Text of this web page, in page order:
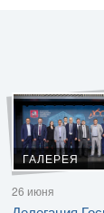
ГАЛЕРЕЯ
26 июня